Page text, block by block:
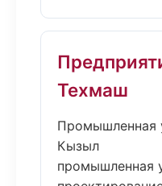
Техмаш
Промышленная
Кызыл
промышленная